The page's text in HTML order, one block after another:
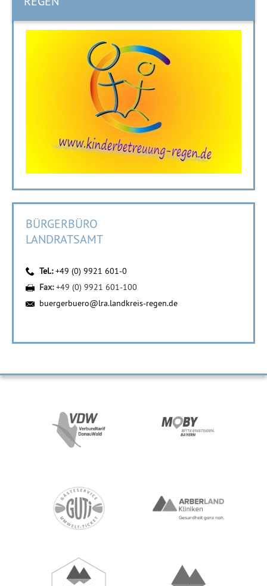
BÜRGERBÜRO
LANDRATSAMT
Tel.:+49 (0) 9921 601-0
Fax:+49 (0) 9921 601-100
buergerbuero@lra.landkreis-regen.de